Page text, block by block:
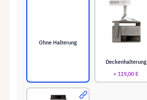
Ohne Halterung
Deckenhalterung
+ 119,00 €